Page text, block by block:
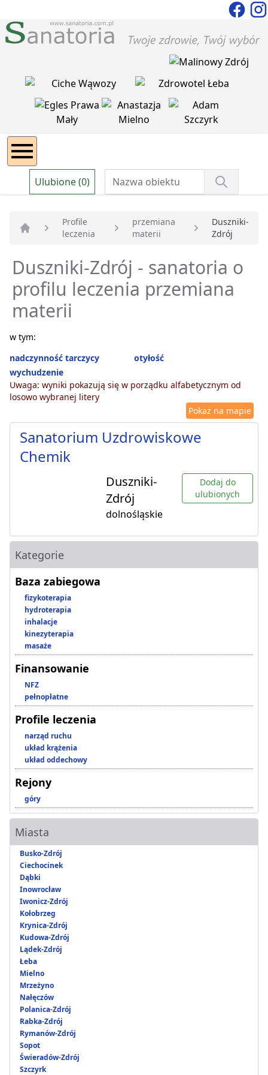
Ulubione (0)
Strona główna
Profile
leczenia
przemiana
materii
Duszniki-
Zdrój
Duszniki-Zdrój - sanatoria o
profilu leczenia przemiana
materii
w tym:
nadczynność tarczycy
otyłość
wychudzenie
Uwaga: wyniki pokazują się w porządku alfabetycznym od
losowo wybranej litery
Pokaż na mapie
Sanatorium Uzdrowiskowe
Chemik
Duszniki-
Zdrój
dolnośląskie
Dodaj do
ulubionych
Kategorie
Baza zabiegowa
fizykoterapia
hydroterapia
inhalacje
kinezyterapia
masaże
Finansowanie
NFZ
pełnopłatne
Profile leczenia
narząd ruchu
układ krążenia
układ oddechowy
Rejony
góry
Miasta
Busko-Zdrój
Ciechocinek
Dąbki
Inowrocław
Iwonicz-Zdrój
Kołobrzeg
Krynica-Zdrój
Kudowa-Zdrój
Lądek-Zdrój
Łeba
Mielno
Mrzeżyno
Nałęczów
Polanica-Zdrój
Rabka-Zdrój
Rymanów-Zdrój
Sopot
Świeradów-Zdrój
Szczyrk